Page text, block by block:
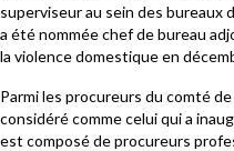
superviseur au sein des bureaux
a été nommée chef de bureau
la violence domestique en
Parmi les procureurs du comté
considéré comme celui qui a
est composé de procureurs